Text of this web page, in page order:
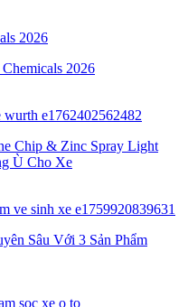
2026
Chip & Zinc Spray Light
Ù Cho Xe
Sâu Với 3 Sản Phẩm